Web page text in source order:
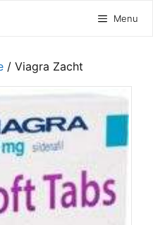
Menu
/ Viagra Zacht